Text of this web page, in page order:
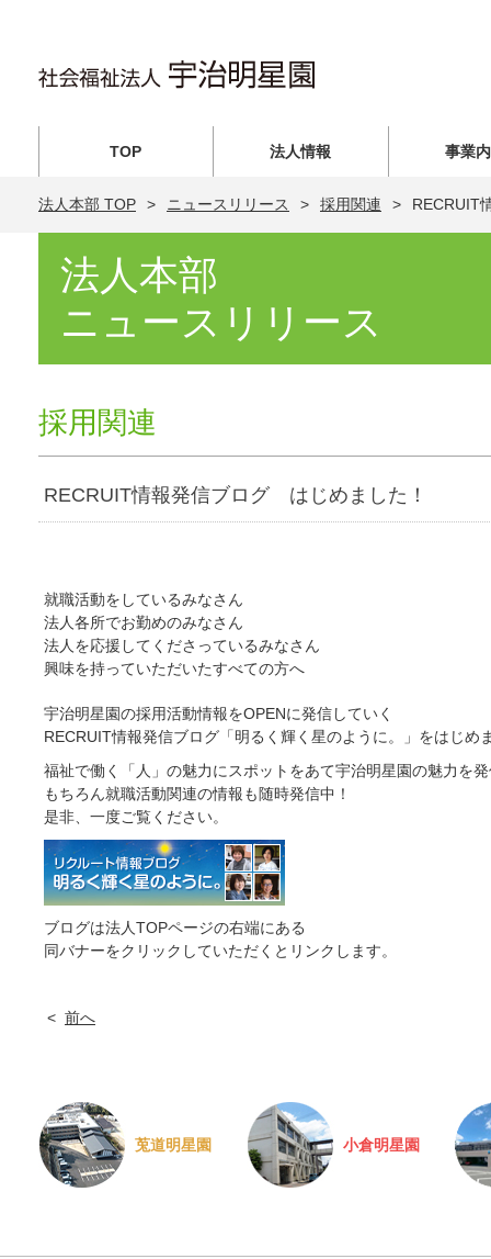
TOP 法人情報 事業
法人本部 TOP ニュースリリース 採用関連 RECRUIT
法人本部
ニュースリリース
採用関連
RECRUIT情報発信ブログ はじめました！
就職活動をしているみなさん
法人各所でお勤めのみなさん
法人を応援してくださっているみなさん
興味を持っていただいたすべての方へ
宇治明星園の採用活動情報をOPENに発信していく
RECRUIT情報発信ブログ「明るく輝く星のように。」をはじめ
福祉で働く「人」の魅力にスポットをあて宇治明星園の魅力を
もちろん就職活動関連の情報も随時発信中！
是非、一度ご覧ください。
ブログは法人TOPページの右端にある
同バナーをクリックしていただくとリンクします。
前へ
莵道明星園 小倉明星園